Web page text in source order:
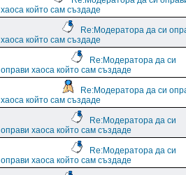
хаоса който сам създаде
Re:Модератора да си
хаоса който сам създаде
Re:Модератора да си
оправи хаоса който сам създаде
Re:Модератора да си
хаоса който сам създаде
Re:Модератора да си
оправи хаоса който сам създаде
Re:Модератора да си
оправи хаоса който сам създаде